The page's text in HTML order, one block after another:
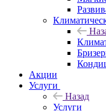
Акции
Услуги
Назад
Услуги